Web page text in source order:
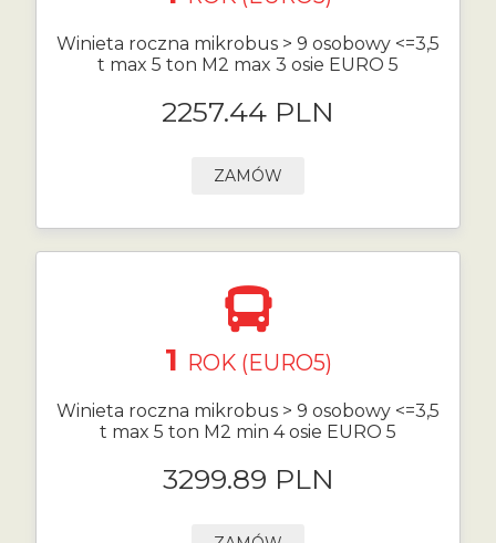
Winieta roczna mikrobus > 9 osobowy <=3,5
t max 5 ton M2 max 3 osie EURO 5
2257.44 PLN
ZAMÓW
1 ROK (EURO5)
Winieta roczna mikrobus > 9 osobowy <=3,5
t max 5 ton M2 min 4 osie EURO 5
3299.89 PLN